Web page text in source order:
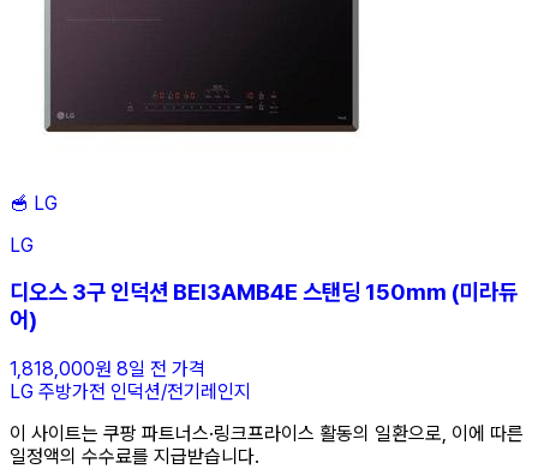
🥣 LG
LG
디오스 3구 인덕션 BEI3AMB4E 스탠딩 150mm (미라듀
어)
1,818,000원 8일 전 가격
LG 주방가전 인덕션/전기레인지
이 사이트는 쿠팡 파트너스·링크프라이스 활동의 일환으로, 이에 따른
일정액의 수수료를 지급받습니다.